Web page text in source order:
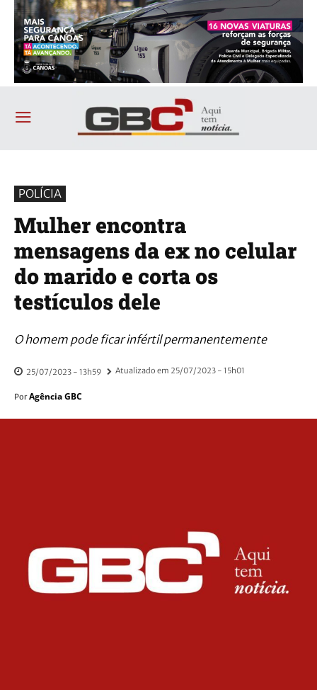
POLÍCIA
Mulher encontra
mensagens da ex no celular
do marido e corta os
testículos dele
O homem pode ficar infértil permanentemente
25/07/2023 - 13h59 Atualizado em 25/07/2023 - 15h01
Por Agência GBC